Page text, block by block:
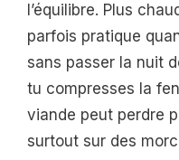
l’équilibre. Plus
parfois pratique
sans passer la nuit
tu compresses la
viande peut perdre
surtout sur des